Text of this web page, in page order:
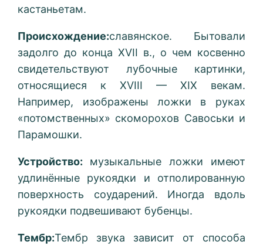
кастаньетам.
Происхождение:славянское. Бытовали
задолго до конца XVII в., о чем косвенно
свидетельствуют лубочные картинки,
относящиеся к XVIII — XIX векам.
Например, изображены ложки в руках
«потомственных» скоморохов Савоськи и
Парамошки.
Устройство: музыкальные ложки имеют
удлинённые рукоядки и отполированную
поверхность соударений. Иногда вдоль
рукоядки подвешивают бубенцы.
Тембр:Тембр звука зависит от способа